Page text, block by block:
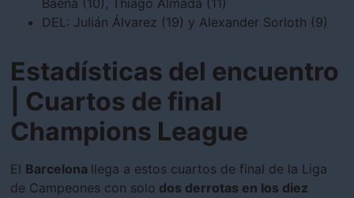
Baena (10), Thiago Almada (11)
DEL: Julián Álvarez (19) y Alexander Sorloth (9)
Estadísticas del encuentro
| Cuartos de final
Champions League
El Barcelona llega a estos cuartos de final de la Liga
de Campeones con solo dos derrotas en los diez